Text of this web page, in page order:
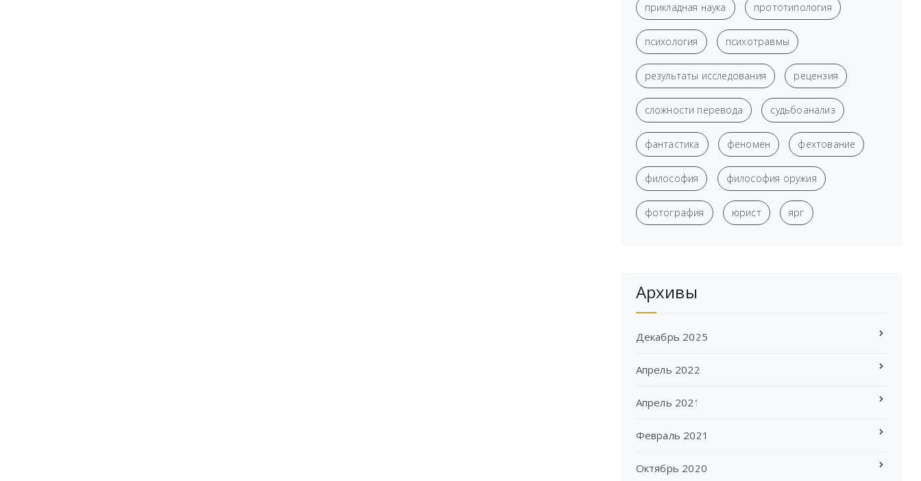
прикладная наука прототипология
психология психотравмы
результаты исследования рецензия
сложности перевода судьбоанализ
фантастика феномен фехтование
философия философия оружия
фотография юрист ярг
Архивы
Декабрь 2025
Апрель 2022
Апрель 2021
Февраль 2021
Октябрь 2020